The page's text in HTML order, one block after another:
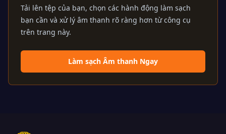
Tải lên tệp của bạn, chọn các hành động làm sạch
bạn cần và xử lý âm thanh rõ ràng hơn từ công cụ
trên trang này.
Làm sạch Âm thanh Ngay